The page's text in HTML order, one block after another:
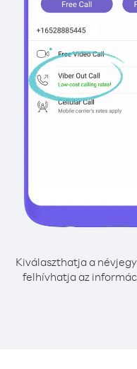
Kiválaszthatja a
felhívhatja az